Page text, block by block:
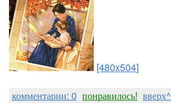
[480x504]
комментарии: 0 понравилось! вверх^